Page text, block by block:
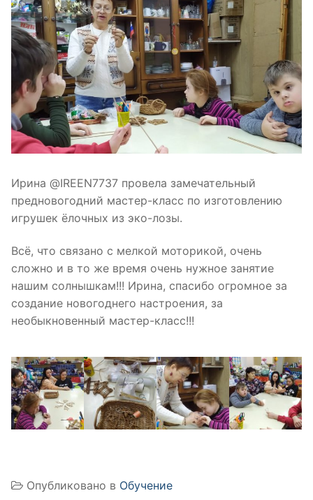
Ирина @IREEN7737 провела замечательный
предновогодний мастер-класс по изготовлению
игрушек ёлочных из эко-лозы.
Всё, что связано с мелкой моторикой, очень
сложно и в то же время очень нужное занятие
нашим солнышкам!!! Ирина, спасибо огромное за
создание новогоднего настроения, за
необыкновенный мастер-класс!!!
Опубликовано в Обучение